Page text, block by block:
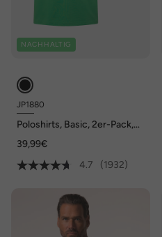
NACHHALTIG
JP1880
Poloshirts, Basic, 2er-Pack,
bis 8 XL
39,99€
4.7
(1932)